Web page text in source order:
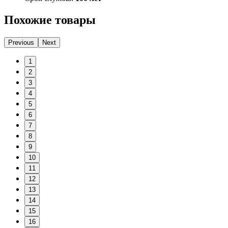
Похожие товары
Previous Next
1
2
3
4
5
6
7
8
9
10
11
12
13
14
15
16